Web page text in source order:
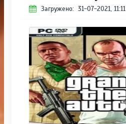
Загружено: 31-07-2021, 11:11